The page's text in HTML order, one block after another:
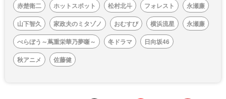
赤楚衛二
ホットスポット 松村北斗 フォレスト
永瀬廉
山下智久
家政夫のミタゾノ おむすび 横浜流星
永瀬廉
べらぼう～蔦重栄華乃夢噺～
冬ドラマ
日向坂46
秋アニメ
佐藤健